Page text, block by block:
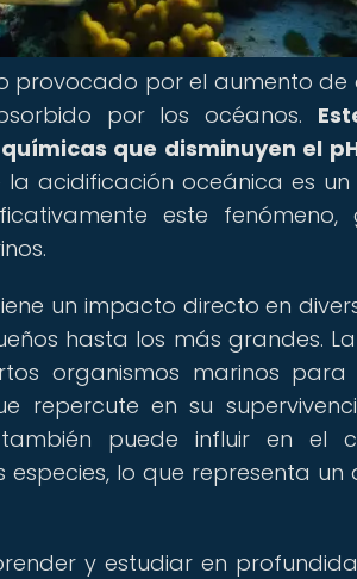
provocado por el aumento
por los océanos.
que disminuyen el
acidificación oceánica es
este fenómeno,
un impacto directo en
hasta los más grandes.
organismos marinos
repercute en su
puede influir en el
lo que representa un
y estudiar en